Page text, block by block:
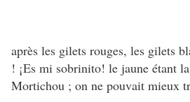
après les gilets rouges, les gilets
! ¡Es mi sobrinito! le jaune étant
Mortichou ; on ne pouvait mieux